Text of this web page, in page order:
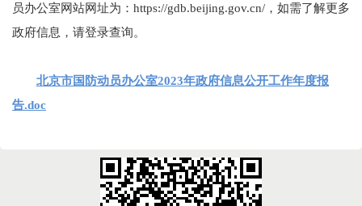
员办公室网站网址为： https://gdb.beijing.gov.cn/，如需了解更多
政府信息，请登录查询。
北京市国防动员办公室2023年政府信息公开工作年度报
告.doc